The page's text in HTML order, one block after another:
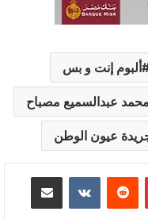
ألبوم إنت و بس
عبدالسميع مصباح
عيون الوطن
بينتيريست